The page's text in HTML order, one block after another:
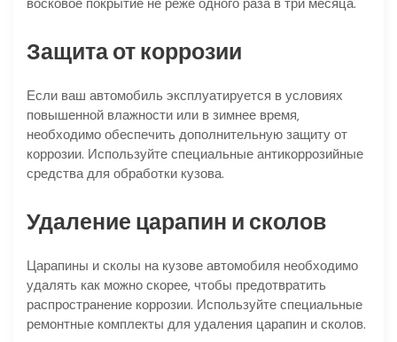
Защита от коррозии
Если ваш автомобиль эксплуатируется в условиях
повышенной влажности или в зимнее время‚
необходимо обеспечить дополнительную защиту от
коррозии. Используйте специальные антикоррозийные
средства для обработки кузова.
Удаление царапин и сколов
Царапины и сколы на кузове автомобиля необходимо
удалять как можно скорее‚ чтобы предотвратить
распространение коррозии. Используйте специальные
ремонтные комплекты для удаления царапин и сколов.